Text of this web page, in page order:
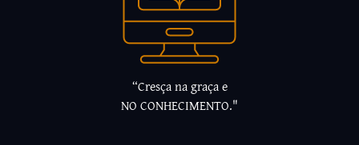
“Cresça na graça e
NO CONHECIMENTO."